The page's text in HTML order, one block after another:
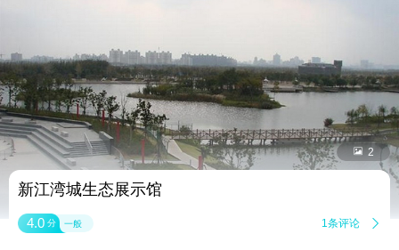
 2
新江湾城生态展示馆
4.0 分 一般 1条评论 